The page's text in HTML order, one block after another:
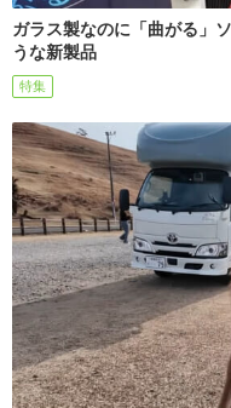
ガラス製なのに「曲がる」
うな新製品
特集